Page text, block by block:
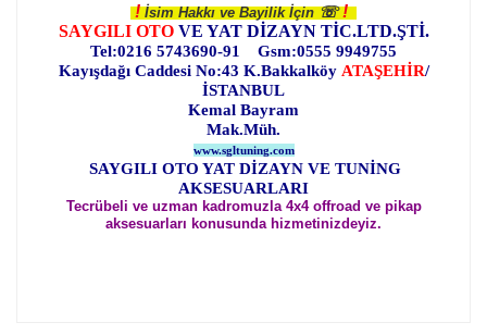
! İsim Hakkı ve Bayilik İçin☏ !
SAYGILI OTOVE YAT DİZAYN TİC.LTD.ŞTİ.
Tel:0216 5743690-91 Gsm:0555 9949755
Kayışdağı Caddesi No:43 K.Bakkalköy ATAŞEHİR/
İSTANBUL
Kemal Bayram
Mak.Müh.
www.sgltuning.com
SAYGILI OTO YAT DİZAYN VE TUNİNG
AKSESUARLARI
Tecrübeli ve uzman kadromuzla 4x4 offroad ve pikap
aksesuarları konusunda hizmetinizdeyiz.